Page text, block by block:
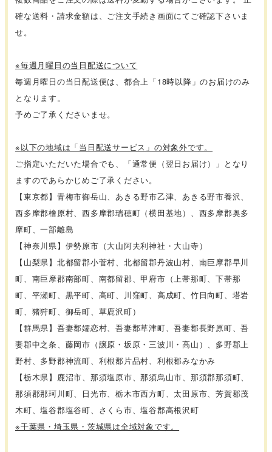
確な送料・請求金額は、ご注文手続き画面にてご確認下さいま
せ。
※毎週月曜日の当日配送について
毎週月曜日の当日配送便は、都合上「18時以降」のお届けのみ
となります。
予めご了承くださいませ。
※以下の地域は「当日配送サービス」の対象外です。
ご指定いただいた場合でも、「通常便（翌日お届け）」となり
ますのであらかじめご了承ください。
【東京都】青梅市御岳山、あきる野市乙津、あきる野市養沢、
西多摩郡檜原村、西多摩郡瑞穂町（横田基地）、西多摩郡奥多
摩町、一部離島
【神奈川県】伊勢原市（大山阿夫利神社・大山寺）
【山梨県】北都留郡小菅村、北都留郡丹波山村、南巨摩郡早川
町、南巨摩郡南部町、南都留郡、甲府市（上帯那町、下帯那
町、平瀬町、黒平町、高町、川窪町、高成町、竹日向町、塔岩
町、猪狩町、御岳町、草鹿沢町）
【群馬県】吾妻郡嬬恋村、吾妻郡草津町、吾妻郡長野原町、吾
妻郡中之条、藤岡市（譲原・坂原・三波川・高山）、多野郡上
野村、多野郡神流町、利根郡片品村、利根郡みなかみ
【栃木県】鹿沼市、那須塩原市、那須烏山市、那須郡那須町、
那須郡那珂川町、日光市、栃木市西方町、太田原市、芳賀郡茂
木町、塩谷郡塩谷町、さくら市、塩谷郡高根沢町
※千葉県・埼玉県・茨城県は全域対象です。